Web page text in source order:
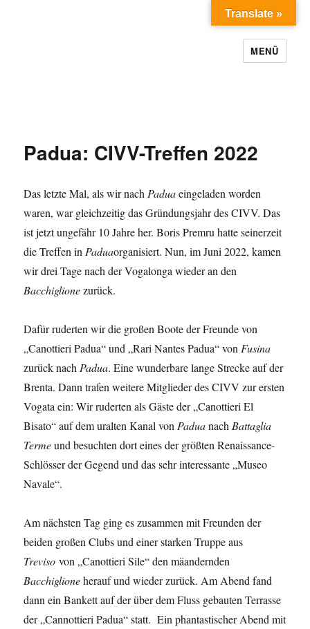
MENÜ
Padua: CIVV-Treffen 2022
Das letzte Mal, als wir nach Paduaeingeladen worden
waren, war gleichzeitig das Gründungsjahr des CIVV. Das
ist jetzt ungefähr 10 Jahre her. Boris Premru hatte seinerzeit
die Treffen in Paduaorganisiert. Nun, im Juni 2022, kamen
wir drei Tage nach der Vogalonga wieder an den
Bacchiglionezurück.
Dafür ruderten wir die großen Boote der Freunde von
„Canottieri Padua“ und „Rari Nantes Padua“ von Fusina
zurück nach Padua. Eine wunderbare lange Strecke auf der
Brenta. Dann trafen weitere Mitglieder des CIVV zur ersten
Vogata ein: Wir ruderten als Gäste der „Canottieri El
Bisato“ auf dem uralten Kanal von Paduanach Battaglia
Termeund besuchten dort eines der größten Renaissance-
Schlösser der Gegend und das sehr interessante „Museo
Navale“.
Am nächsten Tag ging es zusammen mit Freunden der
beiden großen Clubs und einer starken Truppe aus
Treviso von „Canottieri Sile“ den mäandernden
Bacchiglioneherauf und wieder zurück. Am Abend fand
dann ein Bankett auf der über dem Fluss gebauten Terrasse
der „Cannottieri Padua“ statt. Ein phantastischer Abend mit
Translate »